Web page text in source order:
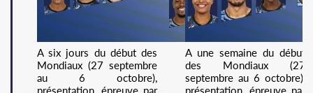
A six jours du début des
Mondiaux (27 septembre
au 6 octobre),
présentation, épreuve par
A une semaine du début
des Mondiaux (27
septembre au 6 octobre),
présentation, épreuve par